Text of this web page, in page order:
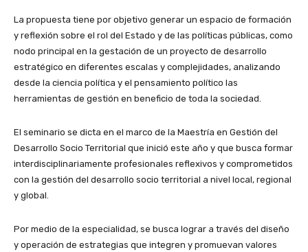
La propuesta tiene por objetivo generar un espacio de formación
y reflexión sobre el rol del Estado y de las políticas públicas, como
nodo principal en la gestación de un proyecto de desarrollo
estratégico en diferentes escalas y complejidades, analizando
desde la ciencia política y el pensamiento político las
herramientas de gestión en beneficio de toda la sociedad.
El seminario se dicta en el marco de la Maestría en Gestión del
Desarrollo Socio Territorial que inició este año y que busca formar
interdisciplinariamente profesionales reflexivos y comprometidos
con la gestión del desarrollo socio territorial a nivel local, regional
y global.
Por medio de la especialidad, se busca lograr a través del diseño
y operación de estrategias que integren y promuevan valores